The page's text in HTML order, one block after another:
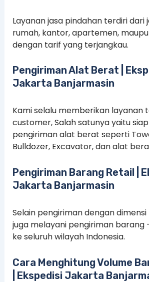
Layanan jasa pindahan terdiri dari
rumah, kantor, apartemen,
dengan tarif yang terjangkau.
Pengiriman Alat Berat |
Jakarta Banjarmasin
Kami selalu memberikan layanan
customer, Salah satunya yaitu
pengiriman alat berat seperti
Bulldozer, Excavator, dan alat
Pengiriman Barang Retail |
Jakarta Banjarmasin
Selain pengiriman dengan
juga melayani pengiriman barang
ke seluruh wilayah Indonesia.
Cara Menghitung Volume
| Ekspedisi Jakarta